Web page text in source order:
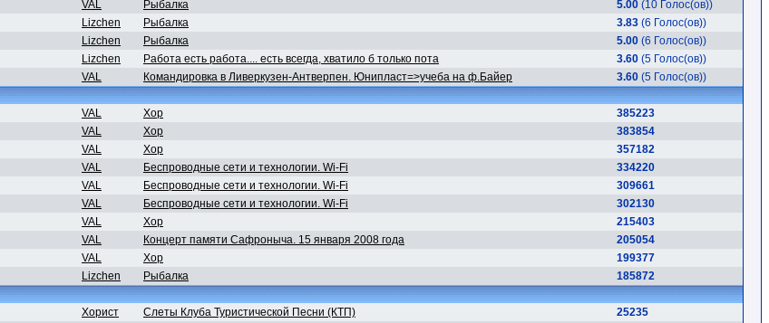
VAL Рыбалка 5.00 (10 Голос(ов))
Lizchen Рыбалка 3.83 (6 Голос(ов))
Lizchen Рыбалка 5.00 (6 Голос(ов))
Lizchen Работа есть работа.... есть всегда, хватило б только пота 3.60 (5 Голос(ов))
VAL Командировка в Ливеркузен-Антверпен. Юнипласт=>учеба на ф.Байер 3.60 (5 Голос(ов))
VAL Хор
385223
VAL Хор
383854
VAL Хор
357182
VAL Беспроводные сети и технологии. Wi-Fi
334220
VAL Беспроводные сети и технологии. Wi-Fi
309661
VAL Беспроводные сети и технологии. Wi-Fi
302130
VAL Хор
215403
VAL Концерт памяти Сафроныча. 15 января 2008 года
205054
VAL Хор
199377
Lizchen Рыбалка
185872
Хорист Слеты Клуба Туристической Песни (КТП) 25235